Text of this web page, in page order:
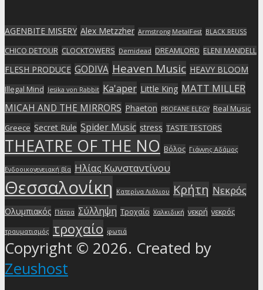
AGENBITE MISERY Alex Metzzher Armstrong MetalFest BLACK REUSS
CHICO DETOUR CLOCKTOWERS Demidead DREAMLORD ELENI MANDELL
FLESH PRODUCE GODIVA Heaven Music HEAVY BLOOM
Illegal Mind Jesika von Rabbit Ka'aper Little King MATT MILLER
MICAH AND THE MIRRORS Phaeton PROFANE ELEGY Real Music
Greece Secret Rule Spider Music stress TASTE TESTORS
THEATRE OF THE NO Βόλος Γιάννης Αδάμος
Ενδοοικογενειακή βία Ηλίας Κωνσταντίνου
Θεσσαλονίκη Κατερίνα Λιόλιου Κρήτη Νεκρός
Ολυμπιακός Πάτρα Σύλληψη Τροχαίο Χαλκιδική νεκρή νεκρός
τραυματισμός τροχαίο φωτιά
Copyright © 2026. Created by
Zeushost